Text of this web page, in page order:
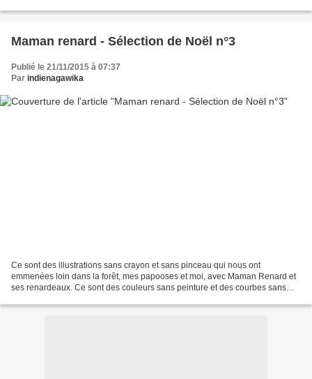
Maman renard - Sélection de Noël n°3
Publié le 21/11/2015 à 07:37
Par indienagawika
Ce sont des illustrations sans crayon et sans pinceau qui nous ont
emmenées loin dans la forêt, mes papooses et moi, avec Maman Renard et
ses renardeaux. Ce sont des couleurs sans peinture et des courbes sans